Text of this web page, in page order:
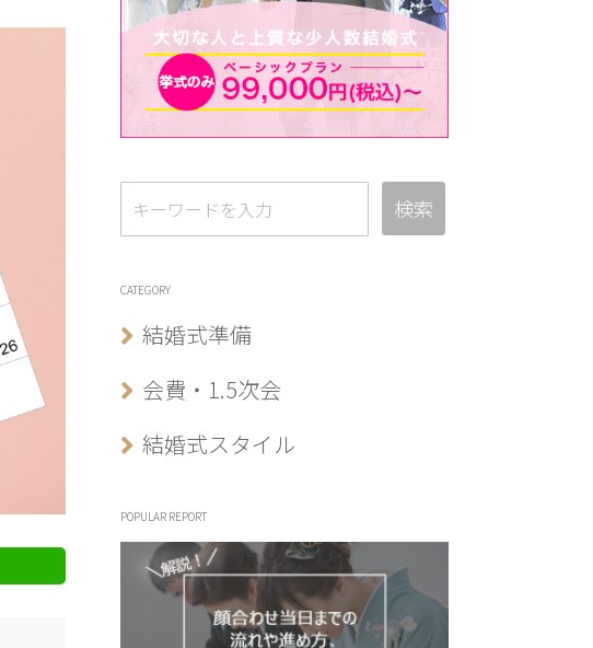
検索
CATEGORY
結婚式準備
会費・1.5次会
結婚式スタイル
POPULAR REPORT